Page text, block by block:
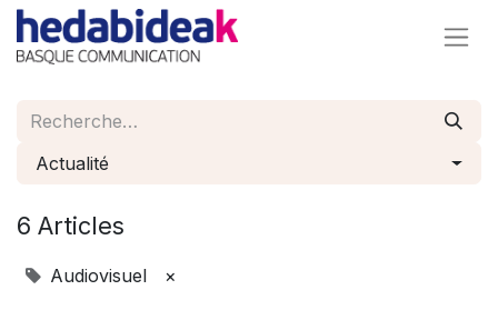
Actualité
6 Articles
Audiovisuel ×